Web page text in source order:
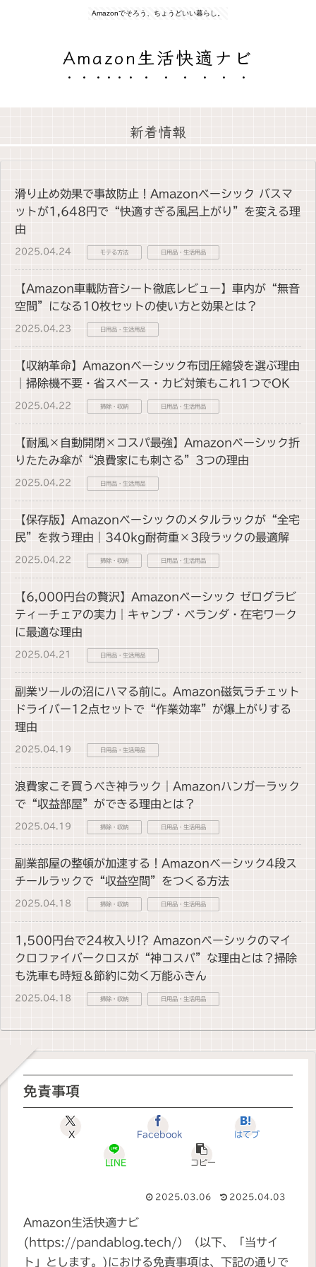
Amazonでそろう、ちょうどいい暮らし。
Amazon生活快適ナビ
新着情報
滑り止め効果で事故防止！Amazonベーシック バスマ
ットが1,648円で“快適すぎる風呂上がり”を変える理
由
2025.04.24 モテる方法 日用品・生活用品
【Amazon車載防音シート徹底レビュー】車内が“無音
空間”になる10枚セットの使い方と効果とは？
2025.04.23 日用品・生活用品
【収納革命】Amazonベーシック布団圧縮袋を選ぶ理由
｜掃除機不要・省スペース・カビ対策もこれ1つでOK
2025.04.22 掃除・収納 日用品・生活用品
【耐風×自動開閉×コスパ最強】Amazonベーシック折
りたたみ傘が“浪費家にも刺さる”3つの理由
2025.04.22 日用品・生活用品
【保存版】Amazonベーシックのメタルラックが“全宅
民”を救う理由｜340kg耐荷重×3段ラックの最適解
2025.04.22 掃除・収納 日用品・生活用品
【6,000円台の贅沢】Amazonベーシック ゼログラビ
ティーチェアの実力｜キャンプ・ベランダ・在宅ワーク
に最適な理由
2025.04.21 日用品・生活用品
副業ツールの沼にハマる前に。Amazon磁気ラチェット
ドライバー12点セットで“作業効率”が爆上がりする
理由
2025.04.19 日用品・生活用品
浪費家こそ買うべき神ラック｜Amazonハンガーラック
で“収益部屋”ができる理由とは？
2025.04.19 掃除・収納 日用品・生活用品
副業部屋の整頓が加速する！Amazonベーシック4段ス
チールラックで“収益空間”をつくる方法
2025.04.18 掃除・収納 日用品・生活用品
1,500円台で24枚入り!? Amazonベーシックのマイ
クロファイバークロスが“神コスパ”な理由とは？掃除
も洗車も時短＆節約に効く万能ふきん
2025.04.18 掃除・収納 日用品・生活用品
免責事項
X Facebook はてブ
LINE コピー
2025.03.06 2025.04.03
Amazon生活快適ナビ
(https://pandablog.tech/）（以下、「当サイ
ト」とします。)における免責事項は、下記の通りで